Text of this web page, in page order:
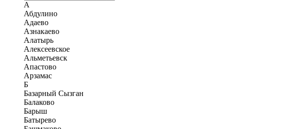
А
Абдулино
Адаево
Азнакаево
Алатырь
Алексеевское
Альметьевск
Апастово
Арзамас
Б
Базарный Сызган
Балаково
Барыш
Батырево